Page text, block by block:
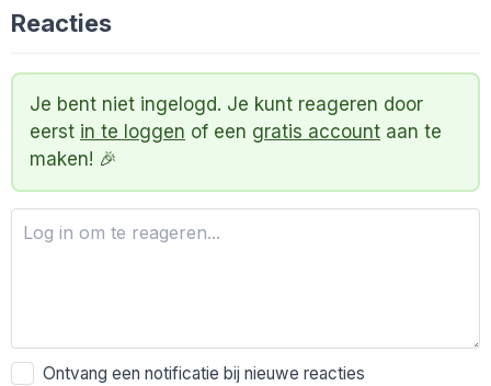
Reacties
Je bent niet ingelogd. Je kunt reageren door
eerst in te loggen of een gratis account aan te
maken! 🎉
Ontvang een notificatie bij nieuwe reacties